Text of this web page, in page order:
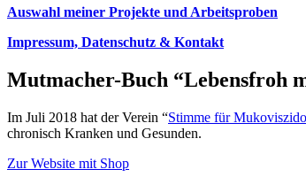
Auswahl meiner Projekte und Arbeitsproben
Impressum, Datenschutz & Kontakt
Mutmacher-Buch “Lebensfroh
Im Juli 2018 hat der Verein “Stimme für
chronisch Kranken und Gesunden.
Zur Website mit Shop